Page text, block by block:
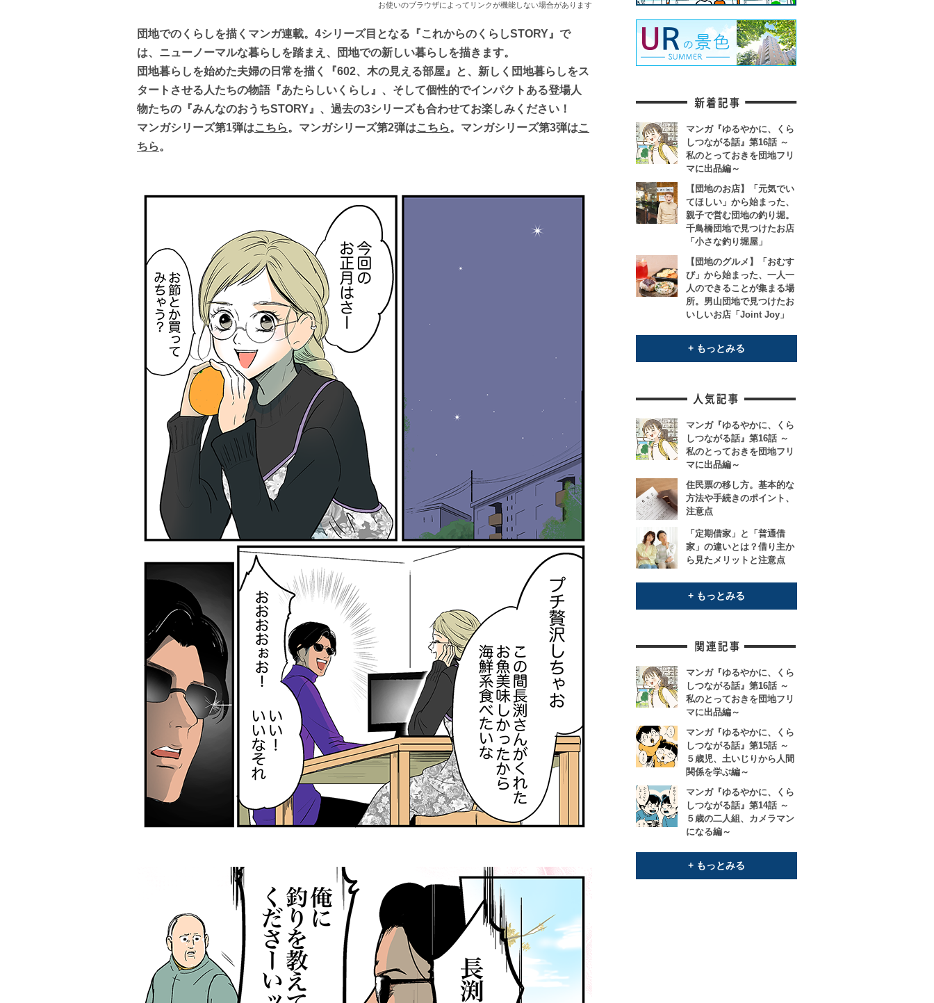
お使いのブラウザによってリンクが機能しない場合があります
団地でのくらしを描くマンガ連載。4シリーズ目となる『これからのくらしSTORY』で
は、ニューノーマルな暮らしを踏まえ、団地での新しい暮らしを描きます。
団地暮らしを始めた夫婦の日常を描く『602、木の見える部屋』と、新しく団地暮らしをス
タートさせる人たちの物語『あたらしいくらし』、そして個性的でインパクトある登場人
物たちの『みんなのおうちSTORY』、過去の3シリーズも合わせてお楽しみください！
マンガシリーズ第1弾はこちら。マンガシリーズ第2弾はこちら。マンガシリーズ第3弾はこ
ちら。
マンガ『ゆるやかに、くら
しつながる話』第16話 ～
私のとっておきを団地フリ
マに出品編～
【団地のお店】「元気でい
てほしい」から始まった、
親子で営む団地の釣り堀。
千鳥橋団地で見つけたお店
「小さな釣り堀屋」
【団地のグルメ】「おむす
び」から始まった、一人一
人のできることが集まる場
所。男山団地で見つけたお
いしいお店「Joint Joy」
+ もっとみる
マンガ『ゆるやかに、くら
しつながる話』第16話 ～
私のとっておきを団地フリ
マに出品編～
住民票の移し方。基本的な
方法や手続きのポイント、
注意点
「定期借家」と「普通借
家」の違いとは？借り主か
ら見たメリットと注意点
+ もっとみる
マンガ『ゆるやかに、くら
しつながる話』第16話 ～
私のとっておきを団地フリ
マに出品編～
マンガ『ゆるやかに、くら
しつながる話』第15話 ～
５歳児、土いじりから人間
関係を学ぶ編～
マンガ『ゆるやかに、くら
しつながる話』第14話 ～
５歳の二人組、カメラマン
になる編～
+ もっとみる